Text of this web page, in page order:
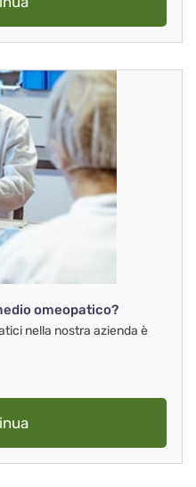
omeopatico?
nella nostra azienda è